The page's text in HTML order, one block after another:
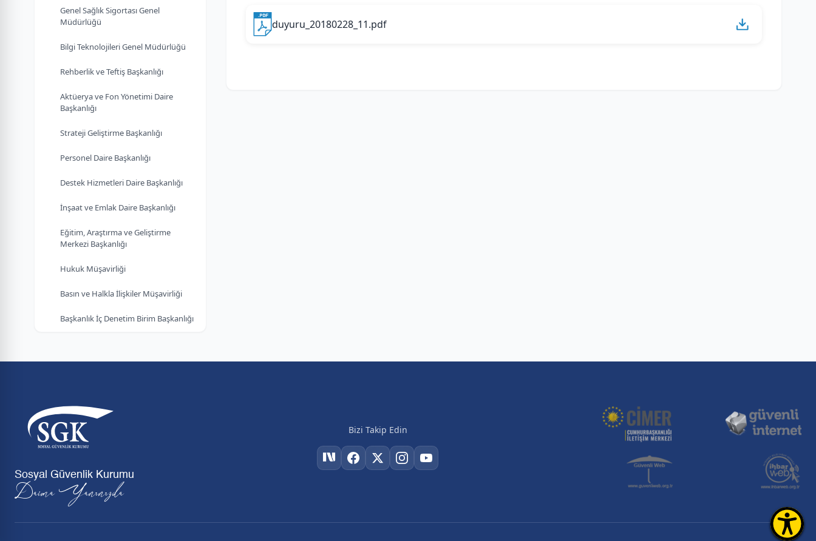
Genel Sağlık Sigortası Genel
Müdürlüğü
Bilgi Teknolojileri Genel Müdürlüğü
Rehberlik ve Teftiş Başkanlığı
Aktüerya ve Fon Yönetimi Daire
Başkanlığı
Strateji Geliştirme Başkanlığı
Personel Daire Başkanlığı
Destek Hizmetleri Daire Başkanlığı
İnşaat ve Emlak Daire Başkanlığı
Eğitim, Araştırma ve Geliştirme
Merkezi Başkanlığı
Hukuk Müşavirliği
Basın ve Halkla İlişkiler Müşavirliği
Başkanlık İç Denetim Birim Başkanlığı
duyuru_20180228_11.pdf
Sosyal Güvenlik Kurumu
Daima Yanınızda
Bizi Takip Edin